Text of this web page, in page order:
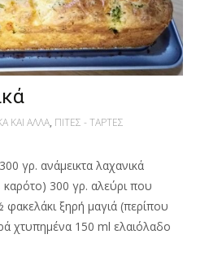
ΚΑΙ ΑΛΛΑ, ΠΙΤΕΣ - ΤΑΡΤΕΣ
γρ. ανάμεικτα λαχανικά
300 γρ. αλεύρι που
ξηρή μαγιά (περίπου
χτυπημένα 150 ml ελαιόλαδο